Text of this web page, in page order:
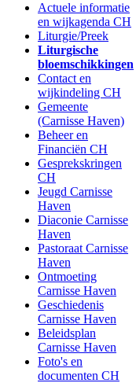
Actuele informatie
en wijkagenda CH
Liturgie/Preek
Liturgische
bloemschikkingen
Contact en
wijkindeling CH
Gemeente
(Carnisse Haven)
Beheer en
Financiën CH
Gesprekskringen
CH
Jeugd Carnisse
Haven
Diaconie Carnisse
Haven
Pastoraat Carnisse
Haven
Ontmoeting
Carnisse Haven
Geschiedenis
Carnisse Haven
Beleidsplan
Carnisse Haven
Foto's en
documenten CH